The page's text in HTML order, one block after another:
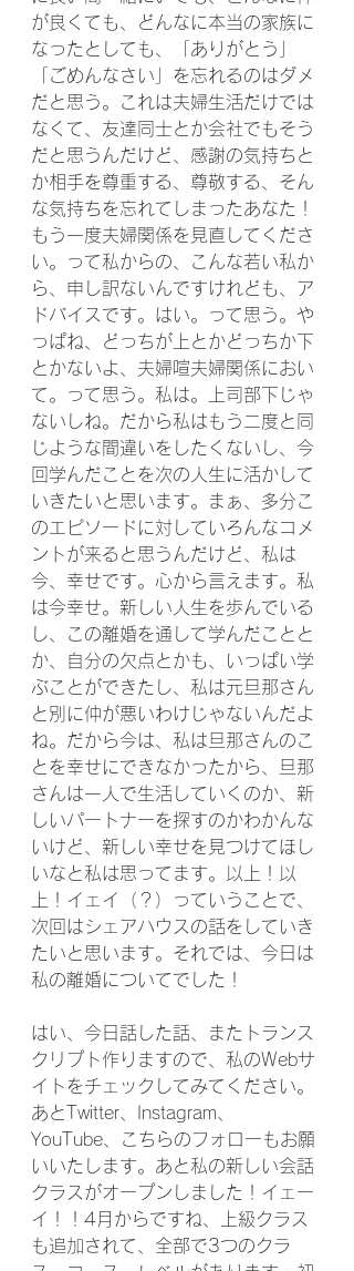
が良くても、どんなに本当の家族に
なったとしても、「ありがとう」
「ごめんなさい」を忘れるのはダメ
だと思う。これは夫婦生活だけでは
なくて、友達同士とか会社でもそう
だと思うんだけど、感謝の気持ちと
か相手を尊重する、尊敬する、そん
な気持ちを忘れてしまったあなた！
もう一度夫婦関係を見直してくださ
い。って私からの、こんな若い私か
ら、申し訳ないんですけれども、ア
ドバイスです。はい。って思う。や
っぱね、どっちが上とかどっちか下
とかないよ、夫婦喧夫婦関係におい
て。って思う。私は。上司部下じゃ
ないしね。だから私はもう二度と同
じような間違いをしたくないし、今
回学んだことを次の人生に活かして
いきたいと思います。まぁ、多分こ
のエピソードに対していろんなコメ
ントが来ると思うんだけど、私は
今、幸せです。心から言えます。私
は今幸せ。新しい人生を歩んでいる
し、この離婚を通して学んだことと
か、自分の欠点とかも、いっぱい学
ぶことができたし、私は元旦那さん
と別に仲が悪いわけじゃないんだよ
ね。だから今は、私は旦那さんのこ
とを幸せにできなかったから、旦那
さんは一人で生活していくのか、新
しいパートナーを探すのかわかんな
いけど、新しい幸せを見つけてほし
いなと私は思ってます。以上！以
上！イェイ（？）っていうことで、
次回はシェアハウスの話をしていき
たいと思います。それでは、今日は
私の離婚についてでした！
はい、今日話した話、またトランス
クリプト作りますので、私のWebサ
イトをチェックしてみてください。
あとTwitter、Instagram、
YouTube、こちらのフォローもお願
いいたします。あと私の新しい会話
クラスがオープンしました！イェー
イ！！4月からですね、上級クラス
も追加されて、全部で3つのクラ